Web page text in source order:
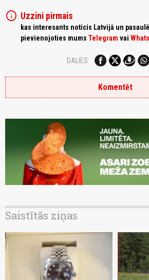
info Uzzini pirmais
kas interesants noticis Latvijā un
pievienojoties mums Telegram vai
DALIES:
Komentēt
Saistītās ziņas